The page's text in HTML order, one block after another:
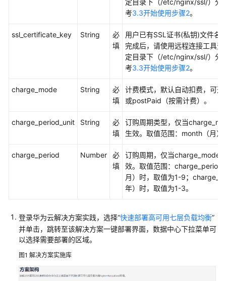
器
Discuz
搭
基
于
Tomcat
速
构
定目录下（/etc/nginx/ssl/）分
考3.3开始使用步骤2。
ssl_certificate_key String
必
填
用户已有SSL证书(私钥)文件名
完成后，请使用远程连接工具
定目录下（/etc/nginx/ssl/）分
考3.3开始使用步骤2。
charge_mode String
必
填
计费模式，默认自动扣费，可
或postPaid（按需计费）。
charge_period_unit String
必
填
订购周期类型，仅当
生效。取值范围：month（月
charge_period Number
必
填
订购周期，仅当charge_mode
效。取值范围：
月）时，取值为1-9；
年）时，取值为1-3。
登录华为云解决方案实践，选择“快速部署高可用七层负载均衡”
并单击，跳转至该解决方案一键部署界面，数据中心下拉菜单可
以选择需要部署的区域。
图1 解决方案实施库